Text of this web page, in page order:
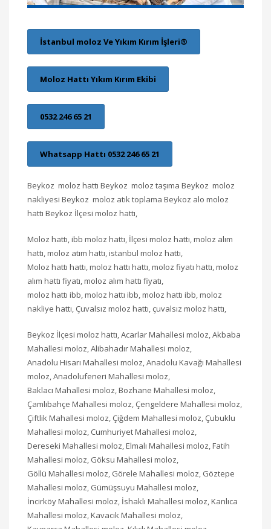
İstanbul moloz Ve Yıkım Kırım İşleri®
Moloz Hattı Yıkım Kırım Ekibi
0532 246 65 21
Whatsapp Hattı 0532 246 65 21
Beykoz moloz hattı Beykoz moloz taşıma Beykoz moloz
nakliyesi Beykoz moloz atık toplama Beykoz alo moloz
hattı Beykoz İlçesi moloz hattı,
Moloz hattı, ibb moloz hattı, İlçesi moloz hattı, moloz alım
hattı, moloz atım hattı, istanbul moloz hattı,
Moloz hattı hattı, moloz hattı hattı, moloz fiyatı hattı, moloz
alım hattı fiyatı, moloz alım hattı fiyatı,
moloz hattı ibb, moloz hattı ibb, moloz hattı ibb, moloz
nakliye hattı, Çuvalsız moloz hattı, çuvalsız moloz hattı,
Beykoz İlçesi moloz hattı, Acarlar Mahallesi moloz, Akbaba
Mahallesi moloz, Alibahadır Mahallesi moloz,
Anadolu Hisarı Mahallesi moloz, Anadolu Kavağı Mahallesi
moloz, Anadolufeneri Mahallesi moloz,
Baklacı Mahallesi moloz, Bozhane Mahallesi moloz,
Çamlıbahçe Mahallesi moloz, Çengeldere Mahallesi moloz,
Çiftlik Mahallesi moloz, Çiğdem Mahallesi moloz, Çubuklu
Mahallesi moloz, Cumhuriyet Mahallesi moloz,
Dereseki Mahallesi moloz, Elmalı Mahallesi moloz, Fatih
Mahallesi moloz, Göksu Mahallesi moloz,
Göllü Mahallesi moloz, Görele Mahallesi moloz, Göztepe
Mahallesi moloz, Gümüşsuyu Mahallesi moloz,
İncirköy Mahallesi moloz, İshaklı Mahallesi moloz, Kanlıca
Mahallesi moloz, Kavacık Mahallesi moloz,